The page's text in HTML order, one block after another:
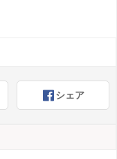
シェア